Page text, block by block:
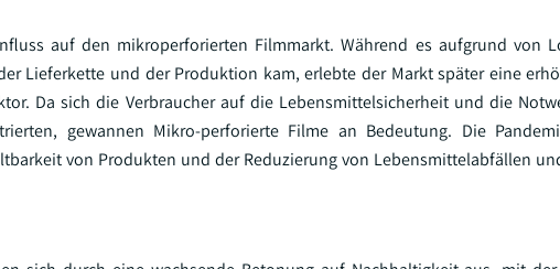
auf den mikroperforierten Filmmarkt. Während es aufgrund von
Lieferkette und der Produktion kam, erlebte der Markt später eine
Da sich die Verbraucher auf die Lebensmittelsicherheit und die
gewannen Mikro-perforierte Filme an Bedeutung. Die
von Produkten und der Reduzierung von Lebensmittelabfällen